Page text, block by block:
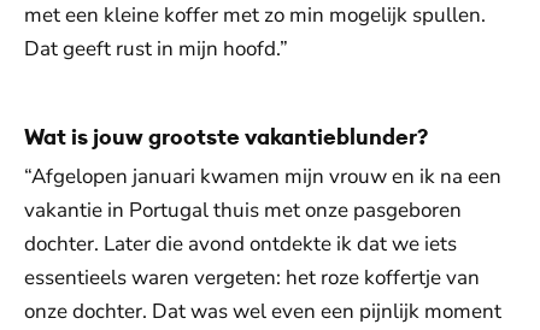
met een kleine koffer met zo min mogelijk spullen.
Dat geeft rust in mijn hoofd.”
Wat is jouw grootste vakantieblunder?
“Afgelopen januari kwamen mijn vrouw en ik na een
vakantie in Portugal thuis met onze pasgeboren
dochter. Later die avond ontdekte ik dat we iets
essentieels waren vergeten: het roze koffertje van
onze dochter. Dat was wel even een pijnlijk moment